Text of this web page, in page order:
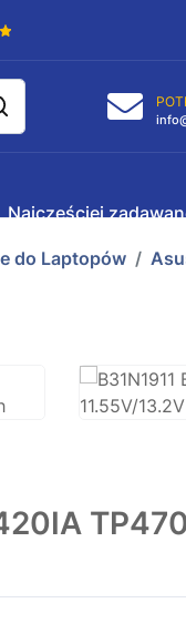
Najczęściej
do Laptopów